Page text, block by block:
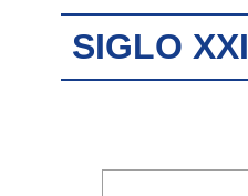
SIGLO XXI